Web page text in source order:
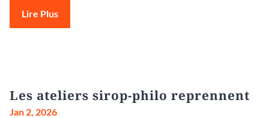
Lire Plus
Les ateliers sirop-philo reprennent
Jan 2, 2026